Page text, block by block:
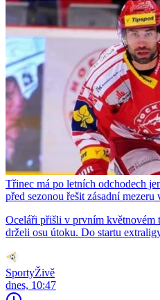
Třinec má po letních odchodech
před sezonou řešit zásadní mezeru
Oceláři přišli v prvním květnovém
drželi osu útoku. Do startu
SportyŽivě
dnes, 10:47